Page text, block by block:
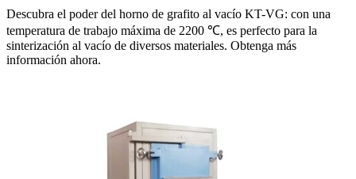
Descubra el poder del horno de grafito al vacío KT-VG: con una
temperatura de trabajo máxima de 2200 ℃, es perfecto para la
sinterización al vacío de diversos materiales. Obtenga más
información ahora.